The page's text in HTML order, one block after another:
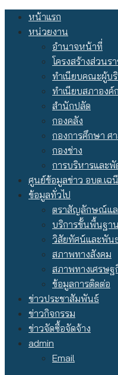
Skip หน้าแรก
หน่วยงาน
อำนาจหน้าที่
โครงสร้างส่วนร
ทำเนียบคณะผู้บ
ทำเนียบสภาองค์
สำนักปลัด
กองคลัง
กองการศึกษา ศ
กองช่าง
การบริหารและ
ศูนย์ข้อมูลข่าว อบต.เฉ
ข้อมูลทั่วไป
ตราสัญลักษณ์แล
บริการขั้นพื้นฐาน
วิสัยทัศน์และพัน
สภาพทางสังคม
สภาพทางเศรษฐ
ข้อมูลการติดต่อ
ข่าวประชาสัมพันธ์
ข่าวกิจกรรม
ข่าวจัดซื้อจัดจ้าง
admin
Email